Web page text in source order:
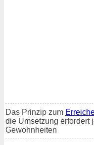
Das Prinzip zum
die Umsetzung erfordert
Gewohnheiten